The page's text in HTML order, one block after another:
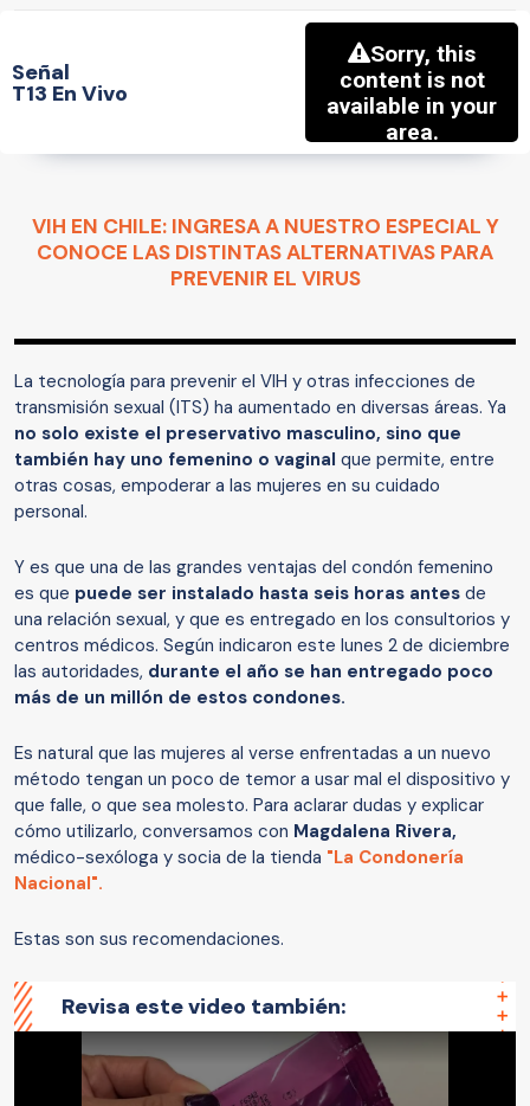
Señal
T13 En Vivo
VIH EN CHILE: INGRESA A NUESTRO ESPECIAL Y
CONOCE LAS DISTINTAS ALTERNATIVAS PARA
PREVENIR EL VIRUS
La tecnología para prevenir el VIH y otras infecciones de
transmisión sexual (ITS) ha aumentado en diversas áreas. Ya
no solo existe el preservativo masculino, sino que
también hay uno femenino o vaginal que permite, entre
otras cosas, empoderar a las mujeres en su cuidado
personal.
Y es que una de las grandes ventajas del condón femenino
es que puede ser instalado hasta seis horas antes de
una relación sexual, y que es entregado en los consultorios y
centros médicos. Según indicaron este lunes 2 de diciembre
las autoridades, durante el año se han entregado poco
más de un millón de estos condones.
Es natural que las mujeres al verse enfrentadas a un nuevo
método tengan un poco de temor a usar mal el dispositivo y
que falle, o que sea molesto. Para aclarar dudas y explicar
cómo utilizarlo, conversamos con Magdalena Rivera,
médico-sexóloga y socia de la tienda "La Condonería
Nacional".
Estas son sus recomendaciones.
Revisa este video también: